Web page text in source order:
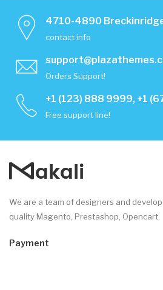
4710-4890
contact info
Orders Support!
+1 (123) 888 9999, +1
Free support line!
We are a team of designers and
quality Magento, Prestashop, Opencart.
Payment